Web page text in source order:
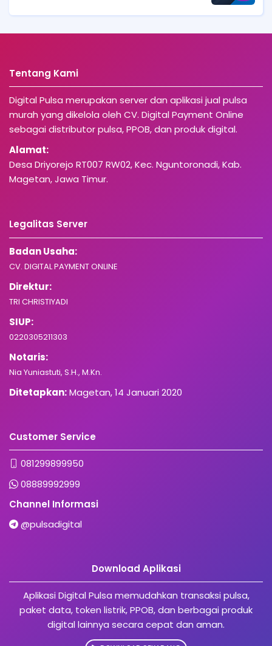
Tentang Kami
Digital Pulsa merupakan server dan aplikasi jual pulsa
murah yang dikelola oleh CV. Digital Payment Online
sebagai distributor pulsa, PPOB, dan produk digital.
Alamat:
Desa Driyorejo RT007 RW02, Kec. Nguntoronadi, Kab.
Magetan, Jawa Timur.
Legalitas Server
Badan Usaha:
CV. DIGITAL PAYMENT ONLINE
Direktur:
TRI CHRISTIYADI
SIUP:
0220305211303
Notaris:
Nia Yuniastuti, S.H., M.Kn.
Ditetapkan:Magetan, 14 Januari 2020
Customer Service
081299899950
08889992999
Channel Informasi
@pulsadigital
Download Aplikasi
Aplikasi Digital Pulsa memudahkan transaksi pulsa,
paket data, token listrik, PPOB, dan berbagai produk
digital lainnya secara cepat dan aman.